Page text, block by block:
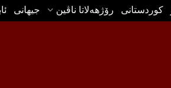
كوردستانى رۆژهه‌لاتا ناڤین جیهانی